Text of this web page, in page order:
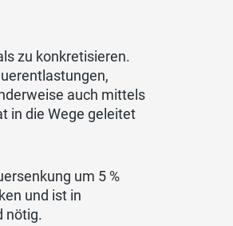
zu konkretisieren.
auch mittels
in die Wege geleitet
um 5 %
und ist in
nötig.